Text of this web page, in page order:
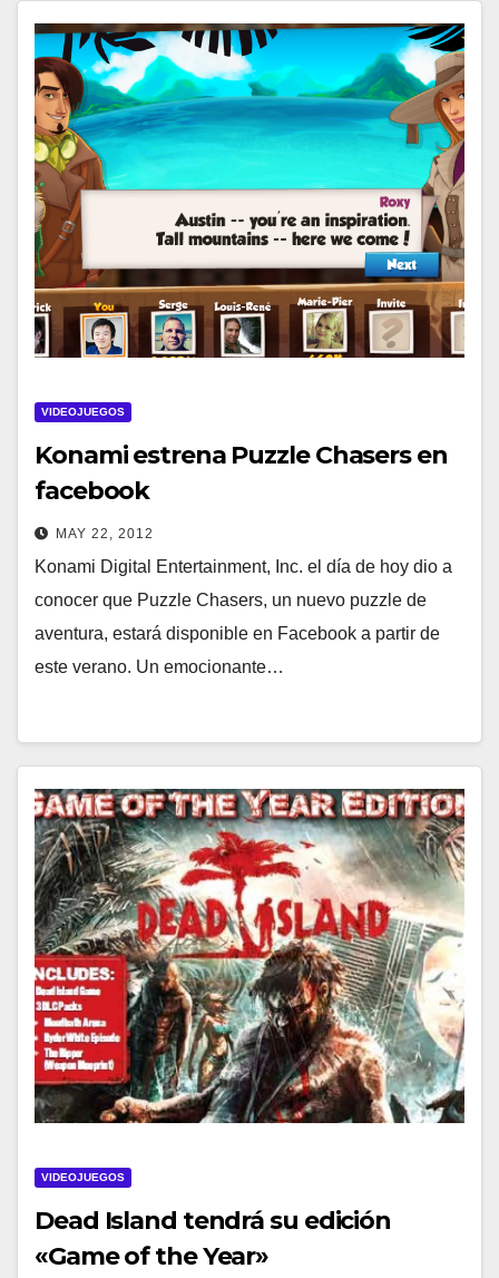
VIDEOJUEGOS
Konami estrena Puzzle Chasers en
facebook
MAY 22, 2012
Konami Digital Entertainment, Inc. el día de hoy dio a
conocer que Puzzle Chasers, un nuevo puzzle de
aventura, estará disponible en Facebook a partir de
este verano. Un emocionante…
VIDEOJUEGOS
Dead Island tendrá su edición
«Game of the Year»